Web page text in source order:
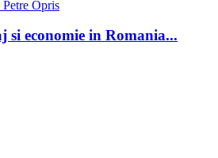
Petre Opris
si economie in Romania...